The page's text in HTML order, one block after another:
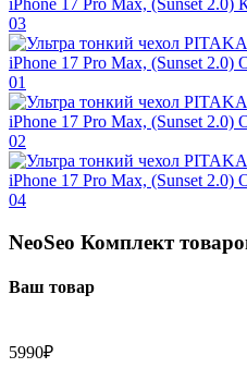
03
01
02
04
NeoSeo Комплект
Ваш товар
5990₽